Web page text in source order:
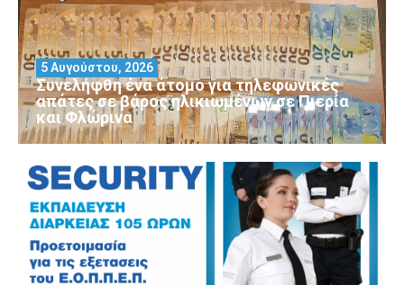
Συνελήφθη ένα άτομο για τηλεφωνικές
απάτες σε βάρος ηλικιωμένων σε Πιερία
και Φλώρινα
5 Αυγούστου, 2026